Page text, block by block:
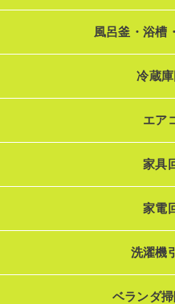
風呂釜・浴槽
冷蔵
エア
家具
家電
洗濯機
ベランダ